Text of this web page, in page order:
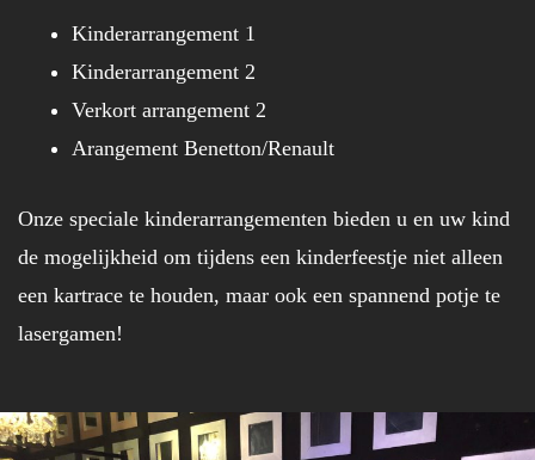
Kinderarrangement 1
Kinderarrangement 2
Verkort arrangement 2
Arangement Benetton/Renault
Onze speciale kinderarrangementen bieden u en uw kind
de mogelijkheid om tijdens een kinderfeestje niet alleen
een kartrace te houden, maar ook een spannend potje te
lasergamen!